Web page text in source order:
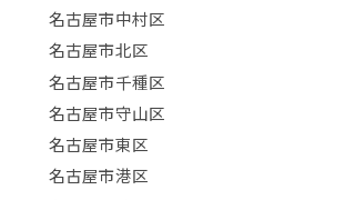
名古屋市中村区
名古屋市北区
名古屋市千種区
名古屋市守山区
名古屋市東区
名古屋市港区